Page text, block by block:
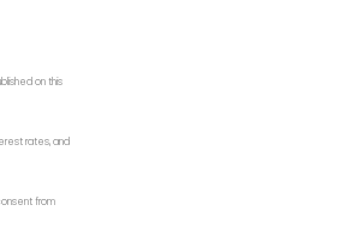
on this
rates, and
from